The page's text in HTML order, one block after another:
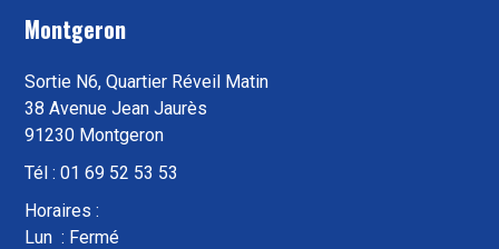
Montgeron
Sortie N6, Quartier Réveil Matin
38 Avenue Jean Jaurès
91230 Montgeron
Tél : 01 69 52 53 53
Horaires :
Lun : Fermé